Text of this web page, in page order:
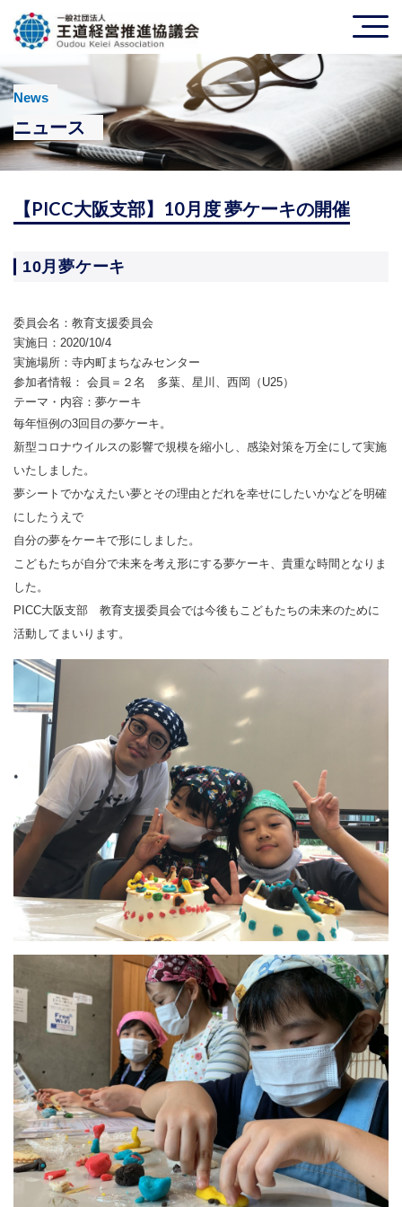
News
ニュース
【PICC大阪支部】10月度 夢ケーキの開催
10月夢ケーキ
委員会名：教育支援委員会
実施日：2020/10/4
実施場所：寺内町まちなみセンター
参加者情報： 会員＝２名 多葉、星川、西岡（U25）
テーマ・内容：夢ケーキ
毎年恒例の3回目の夢ケーキ。
新型コロナウイルスの影響で規模を縮小し、感染対策を万全にして実施
いたしました。
夢シートでかなえたい夢とその理由とだれを幸せにしたいかなどを明確
にしたうえで
自分の夢をケーキで形にしました。
こどもたちが自分で未来を考え形にする夢ケーキ、貴重な時間となりま
した。
PICC大阪支部 教育支援委員会では今後もこどもたちの未来のために
活動してまいります。